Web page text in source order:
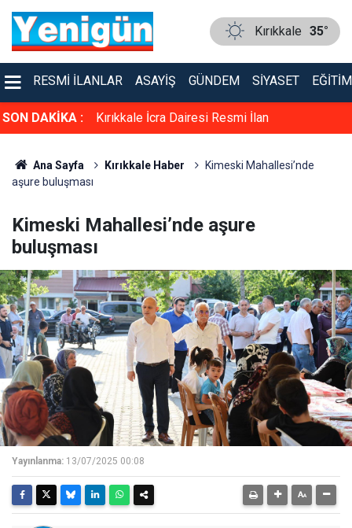
Kırıkkale 35°
RESMI İLANLAR ASAYIŞ GÜNDEM SIYASET EĞITIM
SON DAKİKA : Kırıkkale’de iki otomobil kafa kafaya çarpıştı
Ana Sayfa Kırıkkale Haber
Kimeski Mahallesi’nde
aşure buluşması
Kimeski Mahallesi’nde aşure
buluşması
Yayınlanma: 13/07/2025 00:08